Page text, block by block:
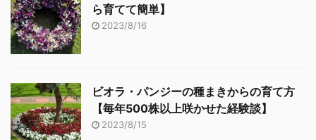
ら育てて簡単】
2023/8/16
ビオラ・パンジーの種まきからの育て方
【毎年500株以上咲かせた経験談】
2023/8/15